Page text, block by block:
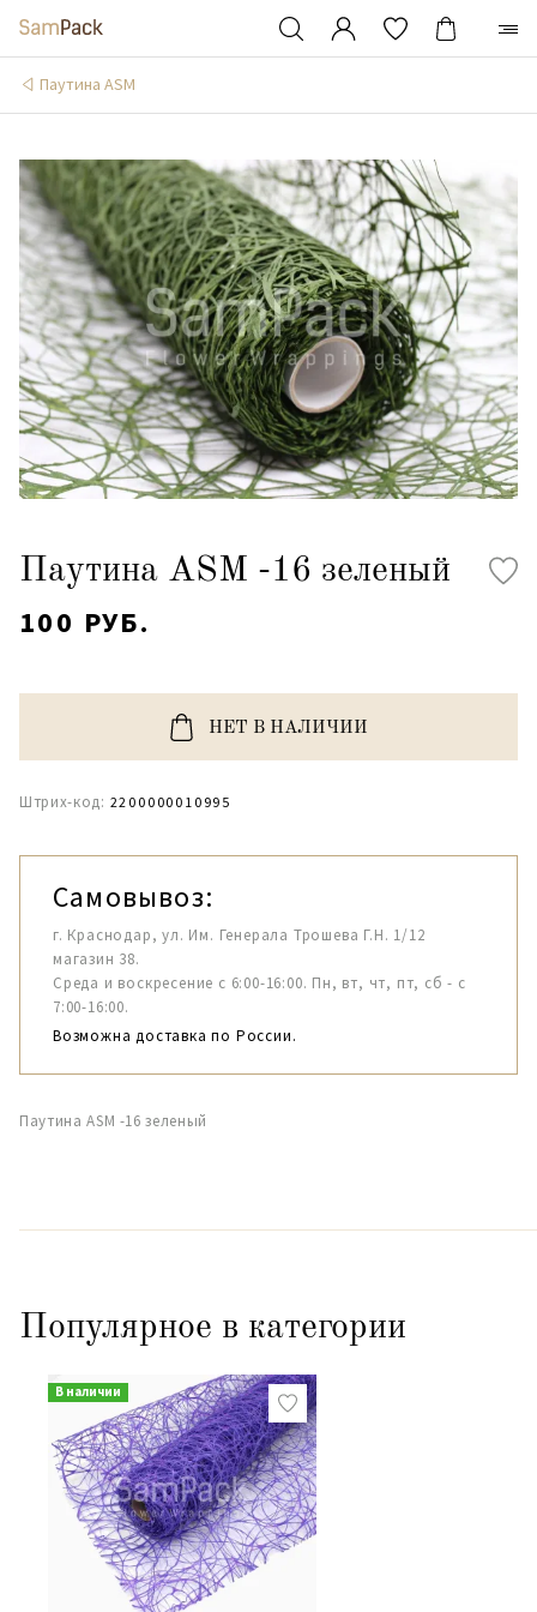
Паутина ASM
Паутина ASM -16 зеленый
100 РУБ.
НЕТ В НАЛИЧИИ
Штрих-код: 2200000010995
Самовывоз:
г. Краснодар, ул. Им. Генерала Трошева Г.Н. 1/12
магазин 38.
Среда и воскресение с 6:00-16:00. Пн, вт, чт, пт, сб - с
7:00-16:00.
Возможна доставка по России.
Паутина ASM -16 зеленый
Популярное в категории
В наличии